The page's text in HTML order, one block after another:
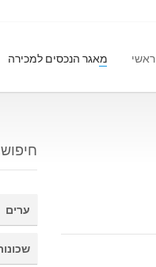
ראשי מאגר הנכסים למכירה
ערים